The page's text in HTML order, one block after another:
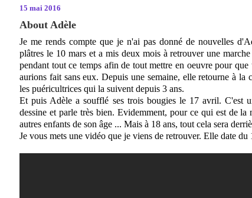
15 mai 2016
About Adèle
Je me rends compte que je n'ai pas donné de nouvelles
plâtres le 10 mars et a mis deux mois à retrouver une
pendant tout ce temps afin de tout mettre en oeuvre pour que
aurions fait sans eux. Depuis une semaine, elle retourne à
les puéricultrices qui la suivent depuis 3 ans.
Et puis Adèle a soufflé ses trois bougies le 17 avril. C'est
dessine et parle très bien. Evidemment, pour ce qui est de
autres enfants de son âge ... Mais à 18 ans, tout cela sera
Je vous mets une vidéo que je viens de retrouver. Elle date